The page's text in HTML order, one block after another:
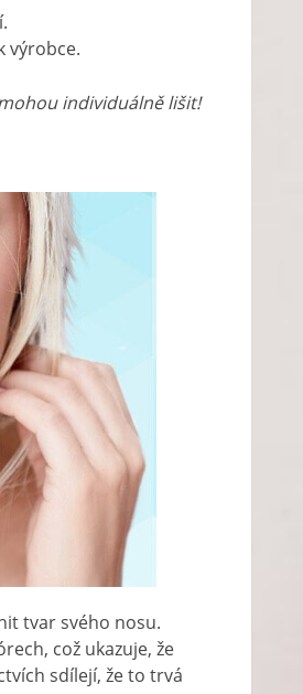
výrobce.
individuálně lišit!
tvar svého nosu.
což ukazuje, že
sdílejí, že to trvá